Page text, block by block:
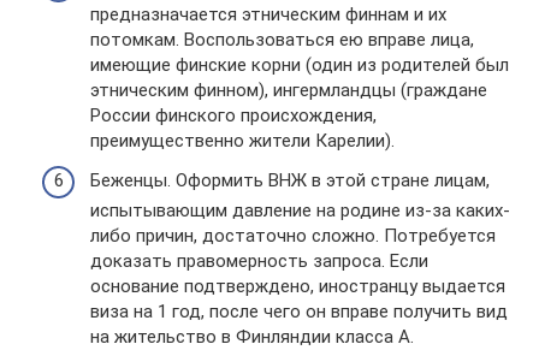
предназначается этническим финнам и их
потомкам. Воспользоваться ею вправе лица,
имеющие финские корни (один из родителей был
этническим финном), ингермландцы (граждане
России финского происхождения,
преимущественно жители Карелии).
Беженцы. Оформить ВНЖ в этой стране лицам,
испытывающим давление на родине из-за каких-
либо причин, достаточно сложно. Потребуется
доказать правомерность запроса. Если
основание подтверждено, иностранцу выдается
виза на 1 год, после чего он вправе получить вид
на жительство в Финляндии класса А.